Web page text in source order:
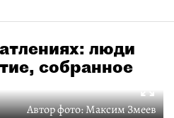
люди
собранное
Автор фото:Максим Змеев